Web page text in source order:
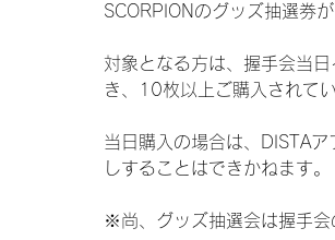
SCORPIONのグッズ抽選券
対象となる方は、握手会当
き、10枚以上ご購入されて
当日購入の場合は、DISTA
しすることはできかねます。
※尚、グッズ抽選会は握手会